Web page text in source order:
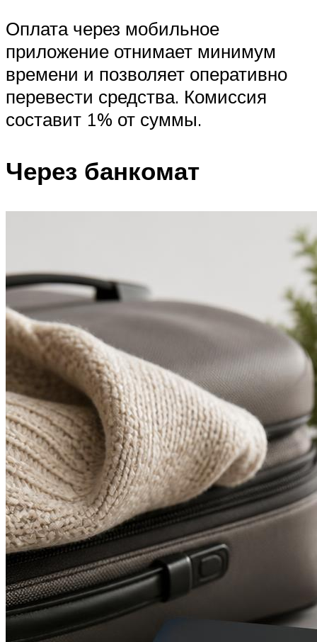
Оплата через мобильное
приложение отнимает минимум
времени и позволяет оперативно
перевести средства. Комиссия
составит 1% от суммы.
Через банкомат